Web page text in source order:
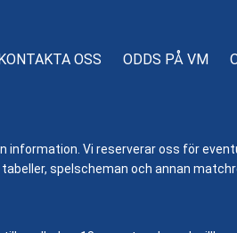
OSS ODDS PÅ VM
information. Vi reserverar oss för
spelscheman och annan